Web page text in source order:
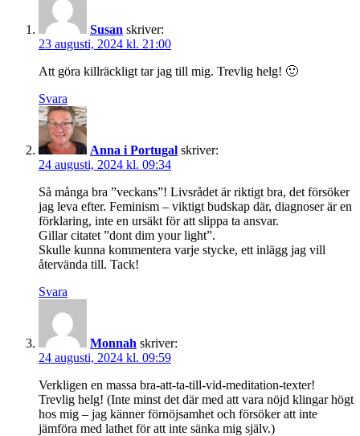
Susan skriver:
23 augusti, 2024 kl. 21:00
Att göra killräckligt tar jag till mig. Trevlig helg! 🙂
Svara
Anna i Portugal skriver:
24 augusti, 2024 kl. 09:34
Så många bra ”veckans”! Livsrådet är riktigt bra, det försöker
jag leva efter. Feminism – viktigt budskap där, diagnoser är en
förklaring, inte en ursäkt för att slippa ta ansvar.
Gillar citatet ”dont dim your light”.
Skulle kunna kommentera varje stycke, ett inlägg jag vill
återvända till. Tack!
Svara
Monnah skriver:
24 augusti, 2024 kl. 09:59
Verkligen en massa bra-att-ta-till-vid-meditation-texter!
Trevlig helg! (Inte minst det där med att vara nöjd klingar högt
hos mig – jag känner förnöjsamhet och försöker att inte
jämföra med lathet för att inte sänka mig själv.)